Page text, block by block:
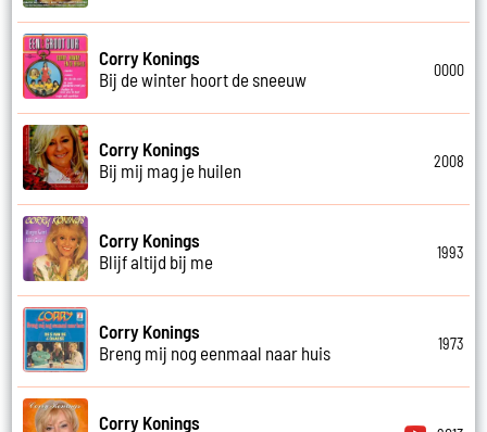
Corry Konings
Bij de winter hoort de sneeuw
0000
Corry Konings
Bij mij mag je huilen
2008
Corry Konings
Blijf altijd bij me
1993
Corry Konings
Breng mij nog eenmaal naar huis
1973
Corry Konings